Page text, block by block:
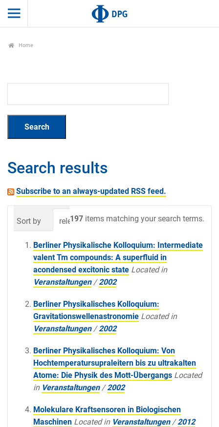
Home
Search results
Subscribe to an always-updated RSS feed.
197 items matching your search terms.
Sort by relevance date (newest first)
Berliner Physikalische Kolloquium: Intermediate
valent Tm compounds: A superfluid in
acondensed excitonic state Located in
Veranstaltungen /2002
Berliner Physikalisches Kolloquium:
Gravitationswellenastronomie Located in
Veranstaltungen /2002
Berliner Physikalisches Kolloquium: Von
Hochtemperatursupraleitern bis zu ultrakalten
Atome: Die Physik des Mott-Übergangs Located
in Veranstaltungen /2002
Molekulare Kraftsensoren in Biologischen
Maschinen Located in Veranstaltungen /2012